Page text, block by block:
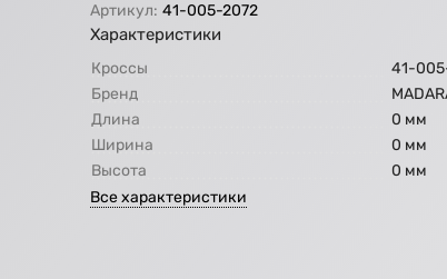
Артикул: 41-005-2072
Характеристики
Кроссы
41-
Бренд
Длина
0 мм
Ширина
0 мм
Высота
0 мм
Все характеристики